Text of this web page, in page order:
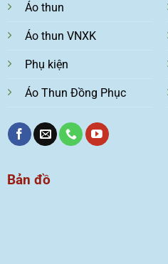
Áo thun
Áo thun VNXK
Phụ kiện
Áo Thun Đồng Phục
Bản đồ